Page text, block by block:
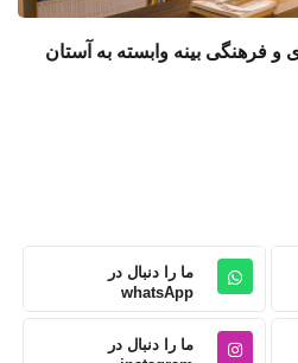
و فرهنگی بینه وابسته به آستان
ما را دنبال در
whatsApp
ما را دنبال در